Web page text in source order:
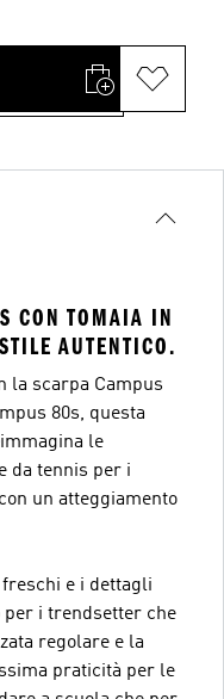
CON TOMAIA IN
AUTENTICO.
la scarpa Campus
80s, questa
le
da tennis per i
un atteggiamento
e i dettagli
per i trendsetter che
regolare e la
praticità per le